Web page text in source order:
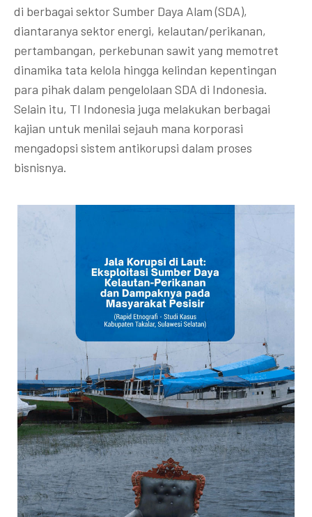
di berbagai sektor Sumber Daya Alam (SDA),
diantaranya sektor energi, kelautan/perikanan,
pertambangan, perkebunan sawit yang memotret
dinamika tata kelola hingga kelindan kepentingan
para pihak dalam pengelolaan SDA di Indonesia.
Selain itu, TI Indonesia juga melakukan berbagai
kajian untuk menilai sejauh mana korporasi
mengadopsi sistem antikorupsi dalam proses
bisnisnya.